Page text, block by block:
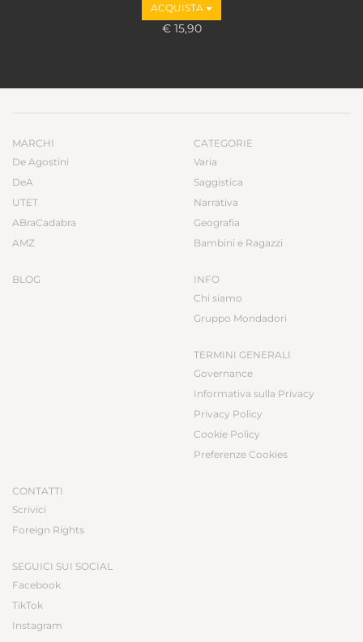
ACQUISTA
€ 15,90
MARCHI
De Agostini
DeA
UTET
ABraCadabra
AMZ
BLOG
CATEGORIE
Varia
Saggistica
Narrativa
Geografia
Bambini e Ragazzi
INFO
Chi siamo
Gruppo Mondadori
TERMINI GENERALI
Governance
Informativa sulla Privacy
Privacy Policy
Cookie Policy
Preferenze Cookies
CONTATTI
Scrivici
Foreign Rights
SEGUICI SUI SOCIAL
Facebook
TikTok
Instagram